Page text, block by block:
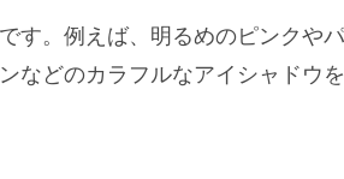
す。例えば、明るめのピンクや
などのカラフルなアイシャドウ